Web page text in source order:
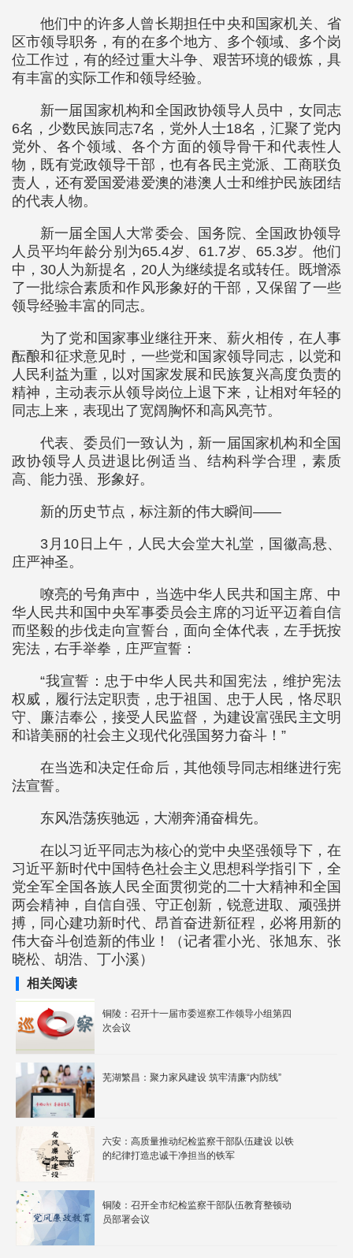
他们中的许多人曾长期担任中央和国家机关、省
区市领导职务，有的在多个地方、多个领域、多个岗
位工作过，有的经过重大斗争、艰苦环境的锻炼，具
有丰富的实际工作和领导经验。
新一届国家机构和全国政协领导人员中，女同志
6名，少数民族同志7名，党外人士18名，汇聚了党内
党外、各个领域、各个方面的领导骨干和代表性人
物，既有党政领导干部，也有各民主党派、工商联负
责人，还有爱国爱港爱澳的港澳人士和维护民族团结
的代表人物。
新一届全国人大常委会、国务院、全国政协领导
人员平均年龄分别为65.4岁、61.7岁、65.3岁。他们
中，30人为新提名，20人为继续提名或转任。既增添
了一批综合素质和作风形象好的干部，又保留了一些
领导经验丰富的同志。
为了党和国家事业继往开来、薪火相传，在人事
酝酿和征求意见时，一些党和国家领导同志，以党和
人民利益为重，以对国家发展和民族复兴高度负责的
精神，主动表示从领导岗位上退下来，让相对年轻的
同志上来，表现出了宽阔胸怀和高风亮节。
代表、委员们一致认为，新一届国家机构和全国
政协领导人员进退比例适当、结构科学合理，素质
高、能力强、形象好。
新的历史节点，标注新的伟大瞬间——
3月10日上午，人民大会堂大礼堂，国徽高悬、
庄严神圣。
嘹亮的号角声中，当选中华人民共和国主席、中
华人民共和国中央军事委员会主席的习近平迈着自信
而坚毅的步伐走向宣誓台，面向全体代表，左手抚按
宪法，右手举拳，庄严宣誓：
“我宣誓：忠于中华人民共和国宪法，维护宪法
权威，履行法定职责，忠于祖国、忠于人民，恪尽职
守、廉洁奉公，接受人民监督，为建设富强民主文明
和谐美丽的社会主义现代化强国努力奋斗！”
在当选和决定任命后，其他领导同志相继进行宪
法宣誓。
东风浩荡疾驰远，大潮奔涌奋楫先。
在以习近平同志为核心的党中央坚强领导下，在
习近平新时代中国特色社会主义思想科学指引下，全
党全军全国各族人民全面贯彻党的二十大精神和全国
两会精神，自信自强、守正创新，锐意进取、顽强拼
搏，同心建功新时代、昂首奋进新征程，必将用新的
伟大奋斗创造新的伟业！（记者霍小光、张旭东、张
晓松、胡浩、丁小溪）
相关阅读
铜陵：召开十一届市委巡察工作领导小组第四
次会议
芜湖繁昌：聚力家风建设 筑牢清廉“内防线”
六安：高质量推动纪检监察干部队伍建设 以铁
的纪律打造忠诚干净担当的铁军
铜陵：召开全市纪检监察干部队伍教育整顿动
员部署会议